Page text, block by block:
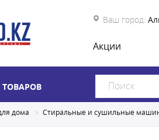
Ваш город:
Акции
ТОВАРОВ
дома Стиральные и сушильные